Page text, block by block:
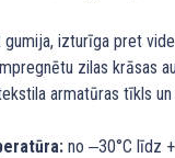
gumija, izturīga pret
zilas krāsas
armatūras tīkls
no ‒30°C līdz